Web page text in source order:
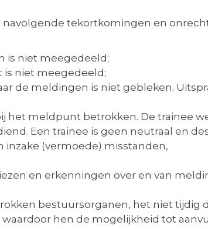
tekortkomingen en
is niet meegedeeld;
is niet meegedeeld;
de meldingen is niet gebleken.
het meldpunt betrokken. De trainee
Een trainee is geen neutraal en
(vermoede) misstanden,
en erkenningen over en van
bestuursorganen, het niet tijdig
hen de mogelijkheid tot